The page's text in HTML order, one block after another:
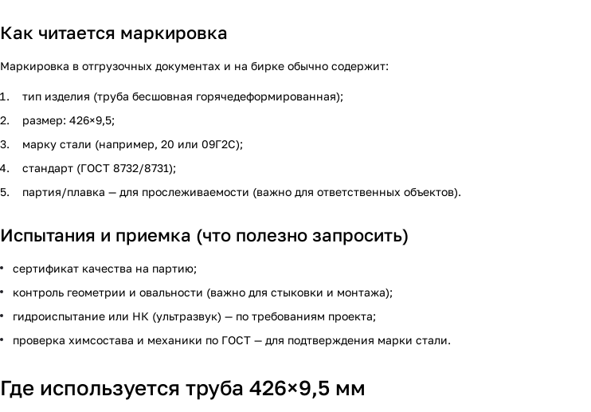
Как читается маркировка
Маркировка в отгрузочных документах и на бирке обычно содержит:
тип изделия (труба бесшовная горячедеформированная);
размер: 426×9,5;
марку стали (например, 20 или 09Г2С);
стандарт (ГОСТ 8732/8731);
партия/плавка — для прослеживаемости (важно для ответственных объектов).
Испытания и приемка (что полезно запросить)
сертификат качества на партию;
контроль геометрии и овальности (важно для стыковки и монтажа);
гидроиспытание или НК (ультразвук) — по требованиям проекта;
проверка химсостава и механики по ГОСТ — для подтверждения марки стали.
Где используется труба 426×9,5 мм